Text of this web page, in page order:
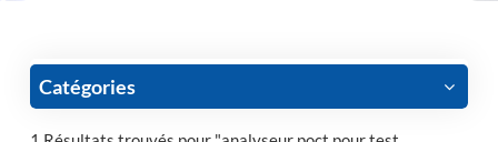
Catégories